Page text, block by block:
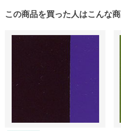
この商品を買った人はこんな